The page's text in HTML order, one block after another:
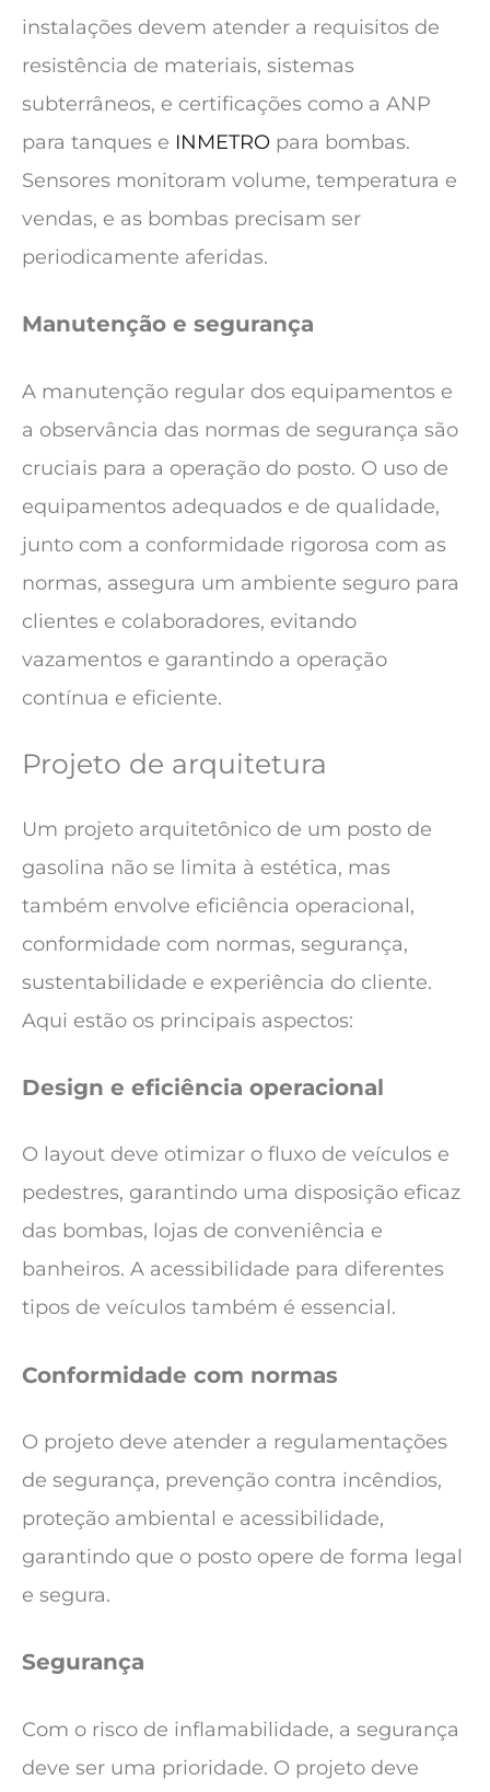
instalações devem atender a requisitos de
resistência de materiais, sistemas
subterrâneos, e certificações como a ANP
para tanques e INMETRO para bombas.
Sensores monitoram volume, temperatura e
vendas, e as bombas precisam ser
periodicamente aferidas.
Manutenção e segurança
A manutenção regular dos equipamentos e
a observância das normas de segurança são
cruciais para a operação do posto. O uso de
equipamentos adequados e de qualidade,
junto com a conformidade rigorosa com as
normas, assegura um ambiente seguro para
clientes e colaboradores, evitando
vazamentos e garantindo a operação
contínua e eficiente.
Projeto de arquitetura
Um projeto arquitetônico de um posto de
gasolina não se limita à estética, mas
também envolve eficiência operacional,
conformidade com normas, segurança,
sustentabilidade e experiência do cliente.
Aqui estão os principais aspectos:
Design e eficiência operacional
O layout deve otimizar o fluxo de veículos e
pedestres, garantindo uma disposição eficaz
das bombas, lojas de conveniência e
banheiros. A acessibilidade para diferentes
tipos de veículos também é essencial.
Conformidade com normas
O projeto deve atender a regulamentações
de segurança, prevenção contra incêndios,
proteção ambiental e acessibilidade,
garantindo que o posto opere de forma legal
e segura.
Segurança
Com o risco de inflamabilidade, a segurança
deve ser uma prioridade. O projeto deve